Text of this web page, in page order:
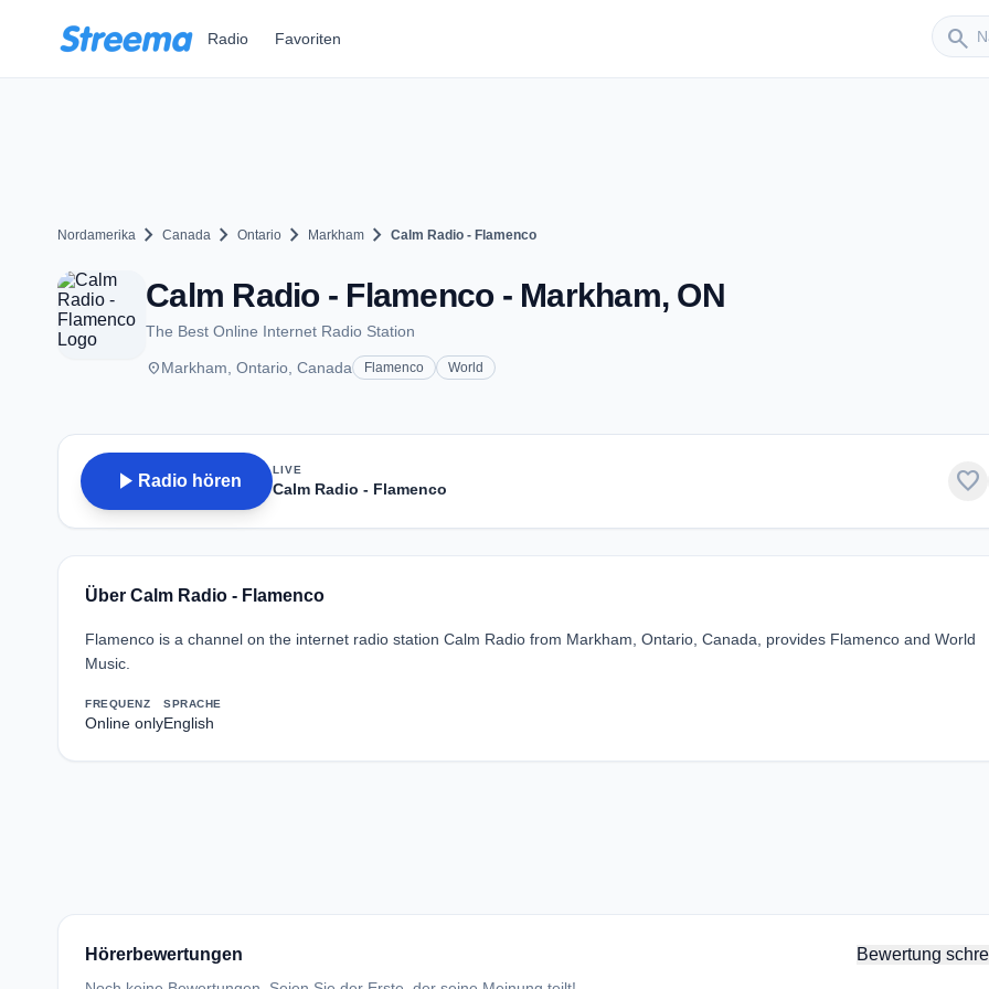
Radio Favoriten search
Nordamerika chevron_right Canada chevron_right Ontario chevron_right Markham chevron_right Calm Radio - Flamenco
Calm Radio - Flamenco - Markham, ON
The Best Online Internet Radio Station
placeMarkham, Ontario, Canada Flamenco World
play_arrow Radio hören
LIVE
Calm Radio - Flamenco favorite
Über Calm Radio - Flamenco
Flamenco is a channel on the internet radio station Calm Radio from Markham, Ontario, Canada, provides Flamenco and World
Music.
FREQUENZ
Online only
SPRACHE
English
Hörerbewertungen Bewertung